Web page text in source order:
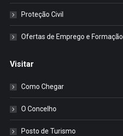
Proteção Civil
Ofertas de Emprego e Formação
Visitar
Como Chegar
O Concelho
Posto de Turismo